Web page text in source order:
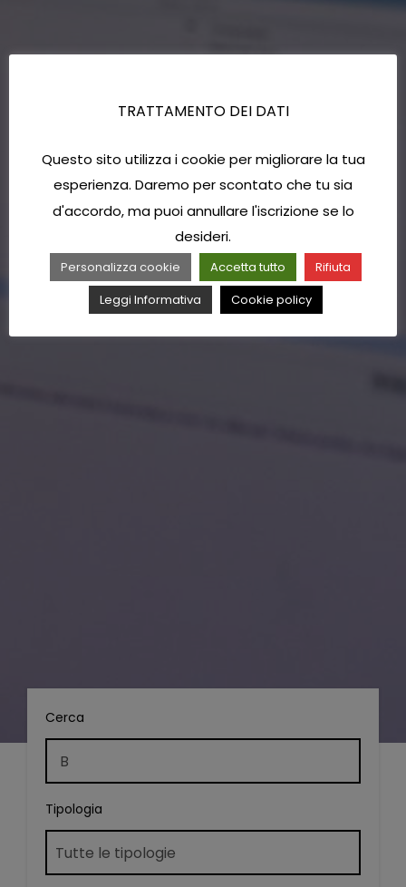
Cerca
Tipologia
TRATTAMENTO DEI DATI
Questo sito utilizza i cookie per migliorare la tua
esperienza. Daremo per scontato che tu sia
d'accordo, ma puoi annullare l'iscrizione se lo
desideri.
Personalizza cookie Accetta tutto
Rifiuta
Leggi Informativa
Cookie policy